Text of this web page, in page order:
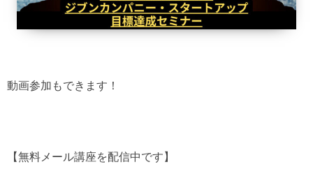
動画参加もできます！
【無料メール講座を配信中です】